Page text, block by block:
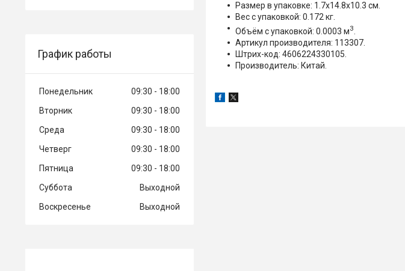
Размер в упаковке: 1.7x14.8x10.3 см.
Вес с упаковкой: 0.172 кг.
Объём с упаковкой: 0.0003 м3
Артикул производителя: 113307.
Штрих-код: 4606224330105.
Производитель: Китай.
График работы
Понедельник 09:30
18:00
Вторник
09:30
18:00
Среда
09:30
18:00
Четверг
09:30
18:00
Пятница
09:30
18:00
Суббота
Выходной
Воскресенье
Выходной